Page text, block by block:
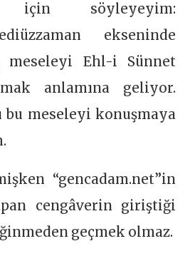
için söyleyeyim:
ekseninde
meseleyi Ehl-i Sünnet
anlamına geliyor.
bu meseleyi konuşmaya
“gencadam.net”in
cengâverin giriştiği
geçmek olmaz.